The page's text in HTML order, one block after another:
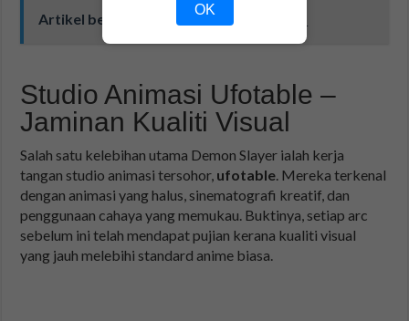
Artikel berkaitan: Drama Camelia (TV3)
Studio Animasi Ufotable –
Jaminan Kualiti Visual
Salah satu kelebihan utama Demon Slayer ialah kerja
tangan studio animasi tersohor, ufotable. Mereka terkenal
dengan animasi yang halus, sinematografi kreatif, dan
penggunaan cahaya yang memukau. Buktinya, setiap arc
sebelum ini telah mendapat pujian kerana kualiti visual
yang jauh melebihi standard anime biasa.
OK